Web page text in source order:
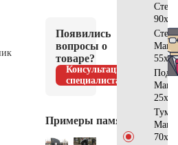
Появились
вопросы о
товаре?
Консультация
специалиста
Примеры памятников
90х40